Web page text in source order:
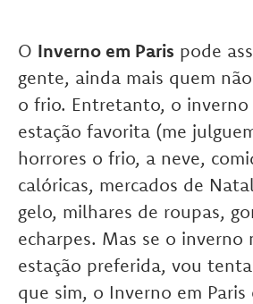
O Inverno em Paris pode
gente, ainda mais quem
o frio. Entretanto, o inverno
estação favorita (me
horrores o frio, a neve,
calóricas, mercados de
gelo, milhares de roupas,
echarpes. Mas se o inverno
estação preferida, vou
que sim, o Inverno em